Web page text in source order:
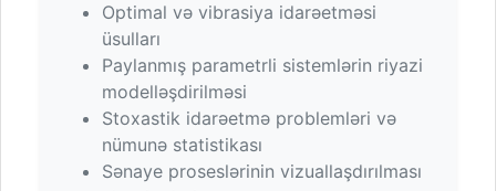
Optimal və vibrasiya idarəetməsi
üsulları
Paylanmış parametrli sistemlərin riyazi
modelləşdirilməsi
Stoxastik idarəetmə problemləri və
nümunə statistikası
Sənaye proseslərinin vizuallaşdırılması